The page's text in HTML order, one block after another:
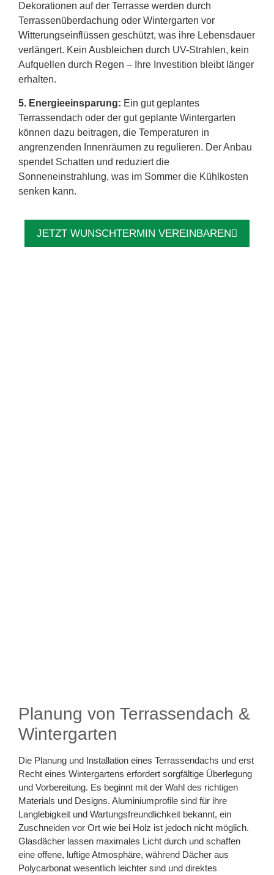
Dekorationen auf der Terrasse werden durch
Terrassenüberdachung oder Wintergarten vor
Witterungseinflüssen geschützt, was ihre Lebensdauer
verlängert. Kein Ausbleichen durch UV-Strahlen, kein
Aufquellen durch Regen – Ihre Investition bleibt länger
erhalten.
5. Energieeinsparung: Ein gut geplantes
Terrassendach oder der gut geplante Wintergarten
können dazu beitragen, die Temperaturen in
angrenzenden Innenräumen zu regulieren. Der Anbau
spendet Schatten und reduziert die
Sonneneinstrahlung, was im Sommer die Kühlkosten
senken kann.
JETZT WUNSCHTERMIN VEREINBAREN
Planung von Terrassendach &
Wintergarten
Die Planung und Installation eines Terrassendachs und erst
Recht eines Wintergartens erfordert sorgfältige Überlegung
und Vorbereitung. Es beginnt mit der Wahl des richtigen
Materials und Designs. Aluminiumprofile sind für ihre
Langlebigkeit und Wartungsfreundlichkeit bekannt, ein
Zuschneiden vor Ort wie bei Holz ist jedoch nicht möglich.
Glasdächer lassen maximales Licht durch und schaffen
eine offene, luftige Atmosphäre, während Dächer aus
Polycarbonat wesentlich leichter sind und direktes